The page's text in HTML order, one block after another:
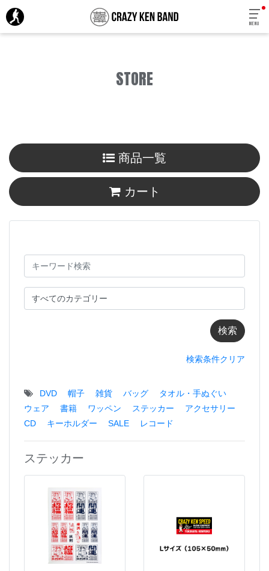
MENU
STORE
商品一覧
カート
検索条件クリア
DVD 帽子 雑貨 バッグ
タオル・手ぬぐい
ウェア
書籍 ワッペン ステッカー
アクセサリー
CD
キーホルダー SALE レコード
ステッカー